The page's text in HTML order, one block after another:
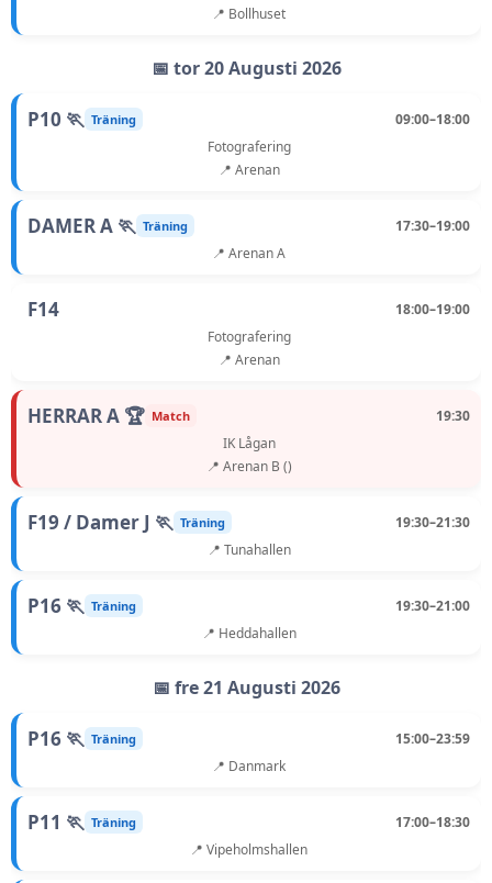
📍 Bollhuset
📅 tor 20 Augusti 2026
P10 🏃 Träning
09:00–18:00
Fotografering
📍 Arenan
DAMER A 🏃 Träning
17:30–19:00
📍 Arenan A
F14
18:00–19:00
Fotografering
📍 Arenan
HERRAR A 🏆 Match
19:30
IK Lågan
📍 Arenan B ()
F19 / Damer J 🏃 Träning
19:30–21:30
📍 Tunahallen
P16 🏃 Träning
19:30–21:00
📍 Heddahallen
📅 fre 21 Augusti 2026
P16 🏃 Träning
15:00–23:59
📍 Danmark
P11 🏃 Träning
17:00–18:30
📍 Vipeholmshallen